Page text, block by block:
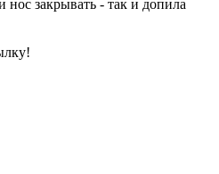
нос закрывать - так и допила